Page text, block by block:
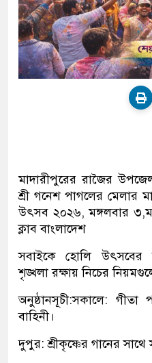
মাদারীপুরের রাজৈর
শ্রী গনেশ পাগলের মেলার
উৎসব ২০২৬, মঙ্গলবার
ক্লাব বাংলাদেশ
সবাইকে হোলি উৎসবের
শৃঙ্খলা রক্ষায় নিচের
অনুষ্ঠানসূচী:সকালে:
বাহিনী।
দুপুর: শ্রীকৃষ্ণের গানের সাথে